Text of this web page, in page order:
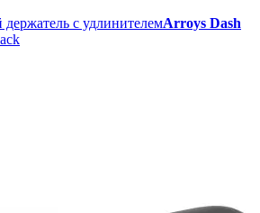
с удлинителемArroys Dash